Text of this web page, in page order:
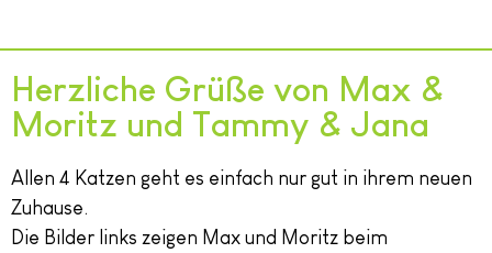
Herzliche Grüße von Max &
Moritz und Tammy & Jana
Allen 4 Katzen geht es einfach nur gut in ihrem neuen
Zuhause.
Die Bilder links zeigen Max und Moritz beim